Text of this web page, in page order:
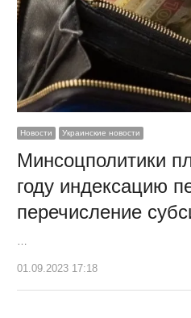
Новости Украинские новости
Минсоцполитики
году индексацию
перечисление
01.09.2023 17:18